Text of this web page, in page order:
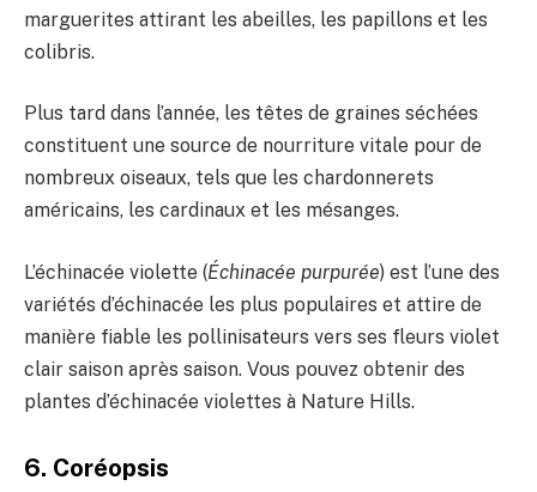
marguerites attirant les abeilles, les papillons et les
colibris.
Plus tard dans l’année, les têtes de graines séchées
constituent une source de nourriture vitale pour de
nombreux oiseaux, tels que les chardonnerets
américains, les cardinaux et les mésanges.
L’échinacée violette (Échinacée purpurée) est l’une des
variétés d’échinacée les plus populaires et attire de
manière fiable les pollinisateurs vers ses fleurs violet
clair saison après saison. Vous pouvez obtenir des
plantes d’échinacée violettes à Nature Hills.
6. Coréopsis